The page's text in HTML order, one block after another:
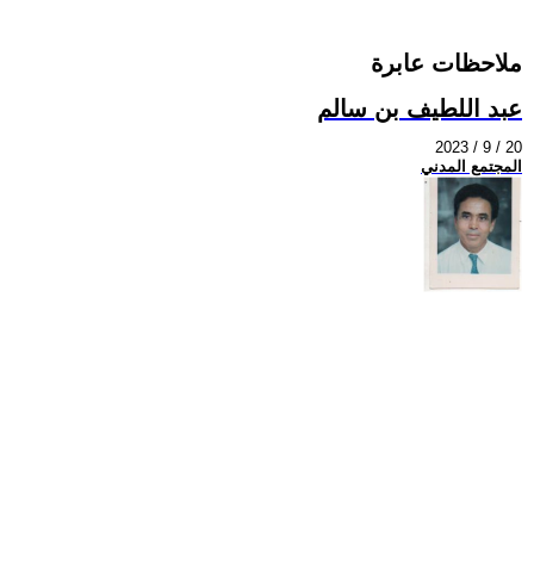
ملاحظات عابرة
عبد اللطيف بن سالم
2023 / 9 / 20
المجتمع المدني